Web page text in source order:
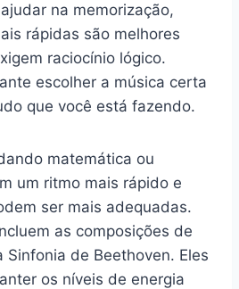
na memorização,
rápidas são melhores
raciocínio lógico.
escolher a música certa
que você está fazendo.
matemática ou
um ritmo mais rápido e
ser mais adequadas.
as composições de
Sinfonia de Beethoven. Eles
os níveis de energia